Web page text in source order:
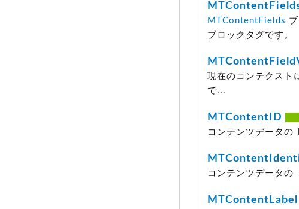
MTContentFields
ブロックタグです。
現在のコンテクスト
で...
MTContentID
コンテンツデータの
コンテンツデータの
MTContentLabel